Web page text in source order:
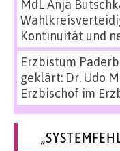
MdL Anja
Kontinuität und
Erzbistum
geklärt: Dr. Udo
Erzbischof im